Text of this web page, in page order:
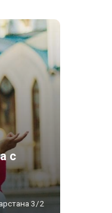
с
3/2